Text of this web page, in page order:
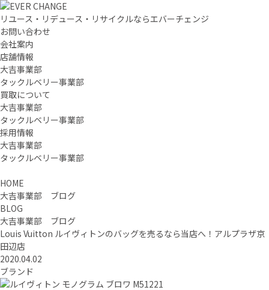
リユース・リデュース・リサイクルならエバーチェンジ
お問い合わせ
会社案内
店舗情報
大吉事業部
タックルベリー事業部
買取について
大吉事業部
タックルベリー事業部
採用情報
大吉事業部
タックルベリー事業部
HOME
大吉事業部 ブログ
BLOG
大吉事業部 ブログ
Louis Vuitton ルイヴィトンのバッグを売るなら当店へ！アルプラザ京
田辺店
2020.04.02
ブランド